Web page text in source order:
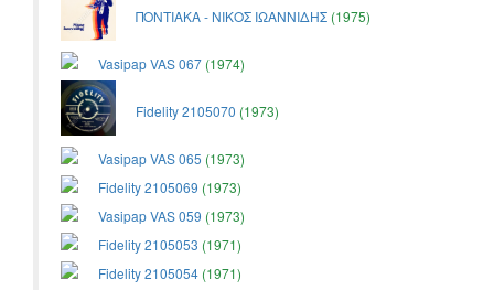
ΠΟΝΤΙΑΚΑ - ΝΙΚΟΣ ΙΩΑΝΝΙΔΗΣ (1975)
Vasipap VAS 067 (1974)
Fidelity 2105070 (1973)
Vasipap VAS 065 (1973)
Fidelity 2105069 (1973)
Vasipap VAS 059 (1973)
Fidelity 2105053 (1971)
Fidelity 2105054 (1971)